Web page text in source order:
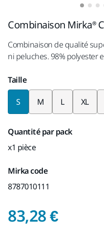
Combinaison Mirka®
Combinaison de qualité
ni peluches. 98% polyester
Taille
S M L XL
Quantité par pack
x1 pièce
Mirka code
8787010111
83,28 €Prix